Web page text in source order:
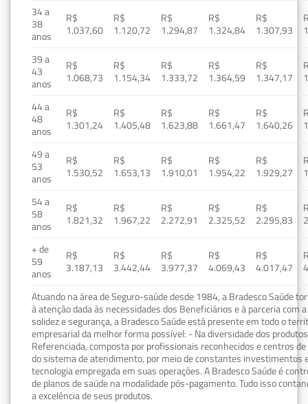
34 a
38
anos
R$
1.037,60
R$
1.120,72
R$
1.294,87
R$
1.324,84
R$
1.307,93
39 a
43
anos
R$
1.068,73
R$
1.154,34
R$
1.333,72
R$
1.364,59
R$
1.347,17
44 a
48
anos
R$
1.301,24
R$
1.405,48
R$
1.623,88
R$
1.661,47
R$
1.640,26
49 a
53
anos
R$
1.530,52
R$
1.653,13
R$
1.910,01
R$
1.954,22
R$
1.929,27
54 a
58
anos
R$
1.821,32
R$
1.967,22
R$
2.272,91
R$
2.325,52
R$
2.295,83
+ de
59
anos
R$
3.187,13
R$
3.442,44
R$
3.977,37
R$
4.069,43
R$
4.017,47
Atuando na área de Seguro-saúde desde 1984, a Bradesco Saúde
à atenção dada às necessidades dos Beneficiários e à parceria com
solidez e segurança, a Bradesco Saúde está presente em todo o
empresarial da melhor forma possível: - Na diversidade dos
Referenciada, composta por profissionais reconhecidos e centros
do sistema de atendimento, por meio de constantes investimentos
tecnologia empregada em suas operações. A Bradesco Saúde é
de planos de saúde na modalidade pós-pagamento. Tudo isso
a excelência de seus produtos.